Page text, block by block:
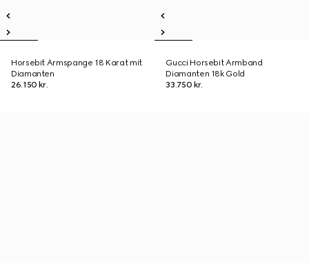
Horsebit Armspange 18 Karat mit
Diamanten
26.150 kr.
Gucci Horsebit Armband
Diamanten 18k Gold
33.750 kr.